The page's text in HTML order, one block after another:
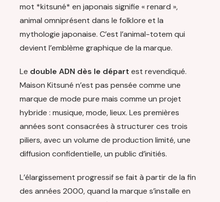
mot *kitsuné* en japonais signifie « renard »,
animal omniprésent dans le folklore et la
mythologie japonaise. C’est l’animal-totem qui
devient l’emblème graphique de la marque.
Le double ADN dès le départ est revendiqué.
Maison Kitsuné n’est pas pensée comme une
marque de mode pure mais comme un projet
hybride : musique, mode, lieux. Les premières
années sont consacrées à structurer ces trois
piliers, avec un volume de production limité, une
diffusion confidentielle, un public d’initiés.
L’élargissement progressif se fait à partir de la fin
des années 2000, quand la marque s’installe en